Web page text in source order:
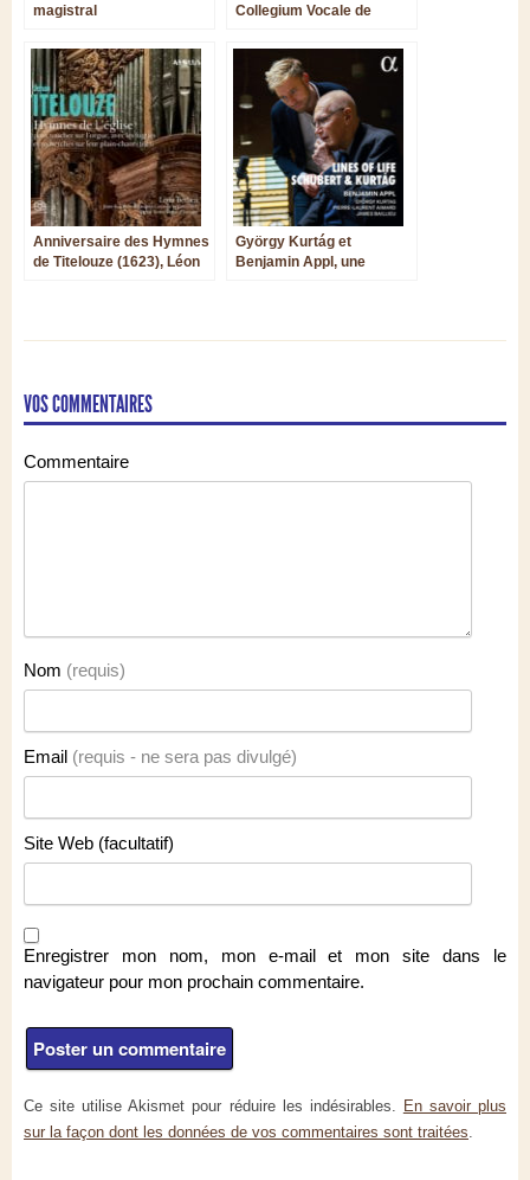
magistral
Collegium Vocale de
Bach tressées en rais-de-
cœur
Anniversaire des Hymnes
de Titelouze (1623), Léon
György Kurtág et
Benjamin Appl, une
VOS COMMENTAIRES
Commentaire
Nom (requis)
Email (requis - ne sera pas divulgé)
Site Web (facultatif)
Enregistrer mon nom, mon e-mail et mon site dans le
navigateur pour mon prochain commentaire.
Ce site utilise Akismet pour réduire les indésirables. En savoir plus
sur la façon dont les données de vos commentaires sont traitées